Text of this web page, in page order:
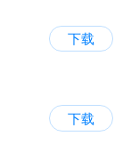
下载
下载